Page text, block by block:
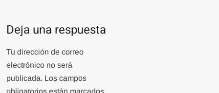
Deja una respuesta
Tu dirección de correo
electrónico no será
publicada. Los campos